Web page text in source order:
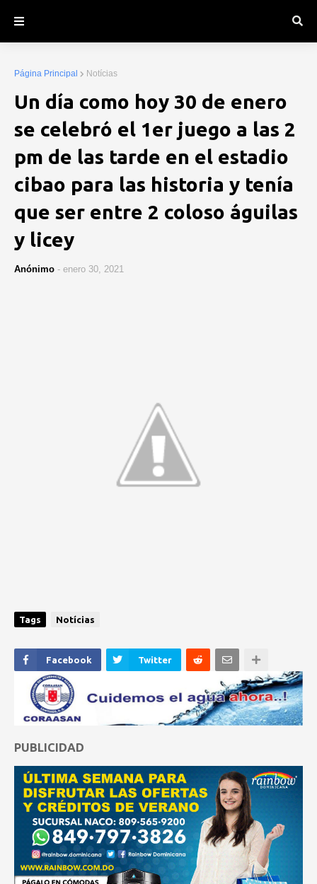
Página Principal Notícias
Un día como hoy 30 de enero
se celebró el 1er juego a las 2
pm de las tarde en el estadio
cibao para las historia y tenía
que ser entre 2 coloso águilas
y licey
Anónimo - enero 30, 2021
Tags Notícias
Facebook Twitter
PUBLICIDAD